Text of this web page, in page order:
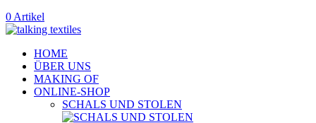
0 Artikel
HOME
ÜBER UNS
MAKING OF
ONLINE-SHOP
SCHALS UND STOLEN